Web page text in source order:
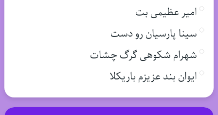
امیر عظیمی بت
سینا پارسیان رو دست
شهرام شکوهی گرگ چشات
ایوان بند عزیزم باریکلا